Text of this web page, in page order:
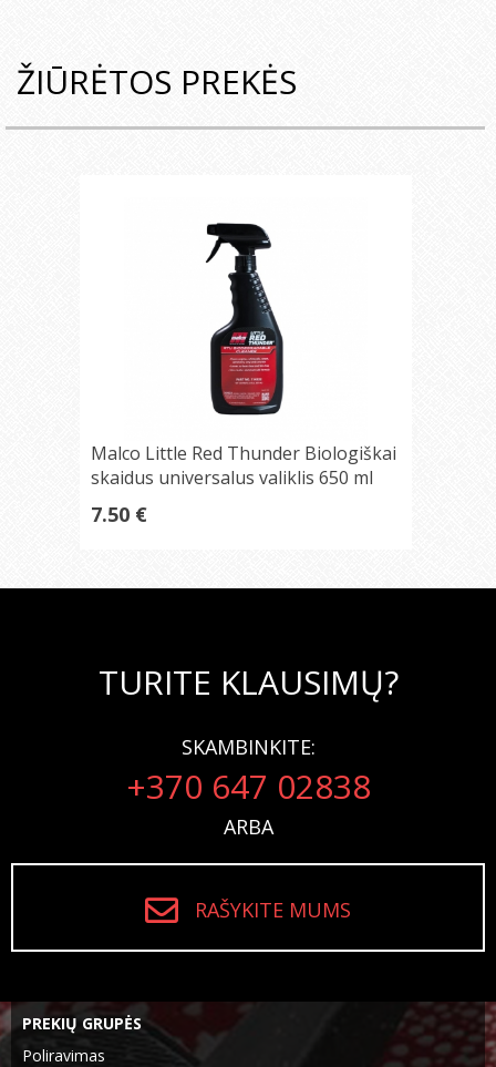
ŽIŪRĖTOS PREKĖS
Malco Little Red Thunder Biologiškai
skaidus universalus valiklis 650 ml
7.50 €
TURITE KLAUSIMŲ?
SKAMBINKITE:
+370 647 02838
ARBA
RAŠYKITE MUMS
PREKIŲ GRUPĖS
Poliravimas